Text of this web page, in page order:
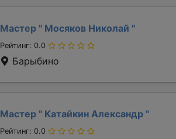
Мастер " Мосяков Николай "
Рейтинг: 0.0
Барыбино
Мастер " Катайкин Александр "
Рейтинг: 0.0